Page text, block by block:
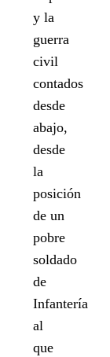
y la
guerra
civil
contados
desde
abajo,
desde
la
posición
de un
pobre
soldado
de
Infantería
al
que